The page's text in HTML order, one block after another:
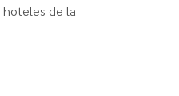
hoteles de la